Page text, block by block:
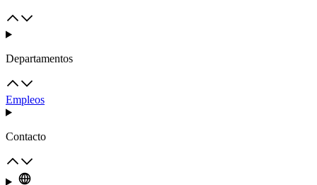
Departamentos
Empleos
Contacto